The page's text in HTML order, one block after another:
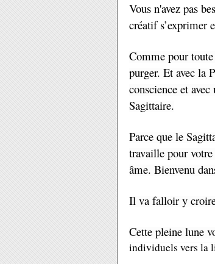
Vous n'avez pas
créatif s’exprimer
Comme pour
purger. Et avec la
conscience et
Sagittaire.
Parce que le
travaille pour
âme. Bienvenu
Il va falloir y
Cette pleine lune
individuels vers la